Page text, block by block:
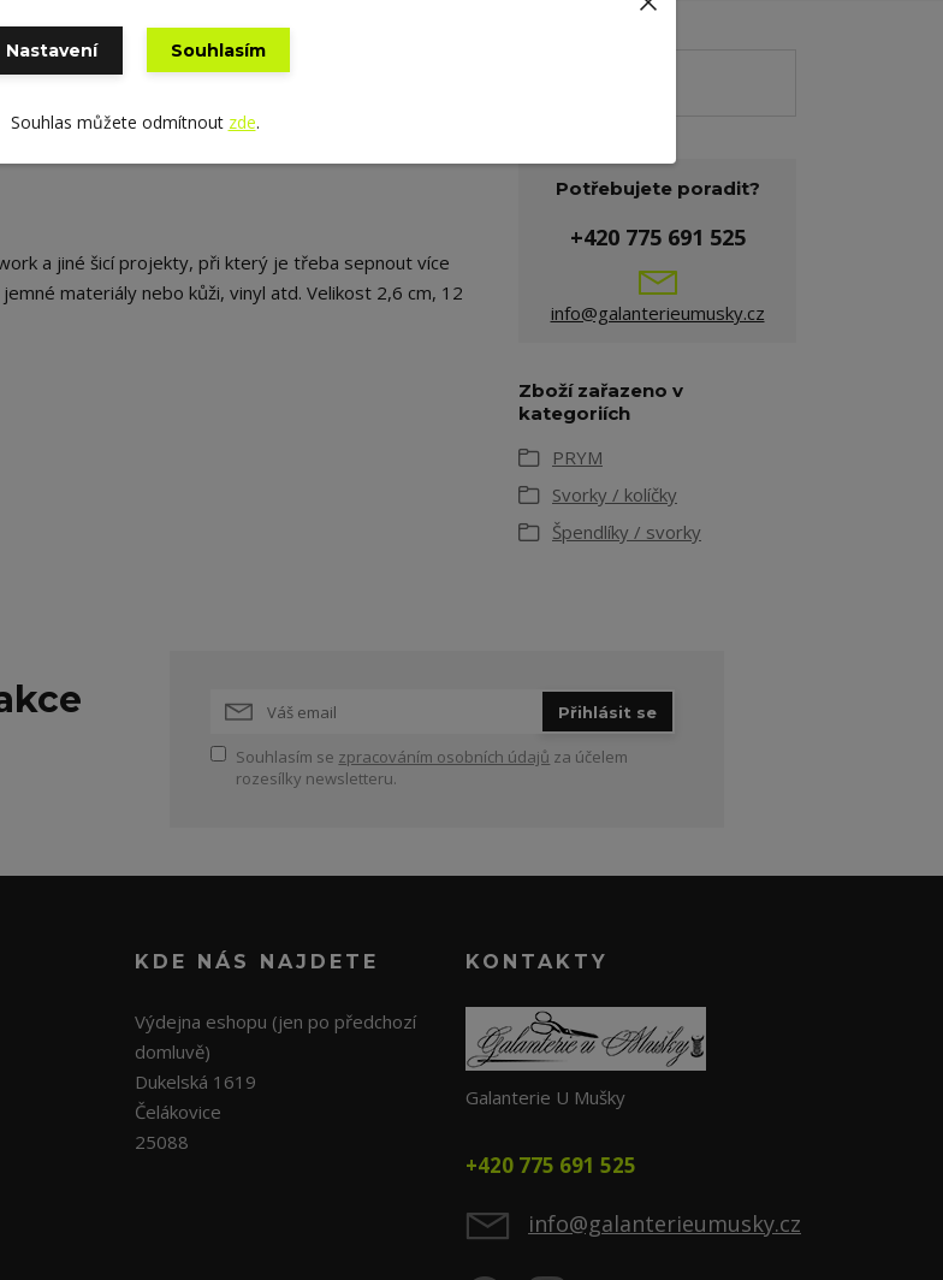
a jiné šicí projekty, při který je třeba sepnout více
materiály nebo kůži, vinyl atd. Velikost 2,6 cm, 12
Potřebujete poradit?
+420 775 691 525
info@galanterieumusky.cz
Zboží zařazeno v
kategoriích
PRYM
Svorky / kolíčky
Špendlíky / svorky
Přihlásit se
Souhlasím se zpracováním osobních údajů za účelem
rozesílky newsletteru.
KDE NÁS NAJDETE
Výdejna eshopu (jen po předchozí
domluvě)
Dukelská 1619
Čelákovice
25088
KONTAKTY
Galanterie U Mušky
+420 775 691 525
info@galanterieumusky.cz
Nastavení Souhlasím
Souhlas můžete odmítnout zde.